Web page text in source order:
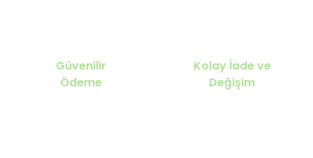
Güvenilir
Ödeme
Kolay İade ve
Değişim